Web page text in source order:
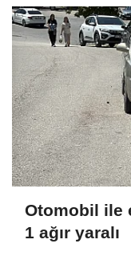
Otomobil ile
1 ağır yaralı